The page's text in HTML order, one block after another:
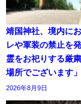
靖国神社、境内に
レや軍装の禁止を
霊をお祀りする厳
場所でございます」
2026年8月9日